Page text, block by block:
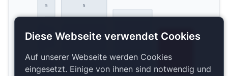
3
3
4
4
5
5
Diese Webseite verwendet Cookies
Auf unserer Webseite werden Cookies
eingesetzt. Einige von ihnen sind notwendig und